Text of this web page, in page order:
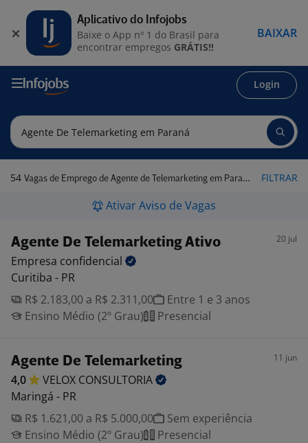
Login
54 Vagas de Emprego de Agente de Telemarketing em Paraná FILTRAR
Ativar Aviso de Vagas
Agente De Telemarketing Ativo 20 jul
Empresa confidencial
Curitiba - PR
R$ 2.183,00 a R$ 2.311,00
Entre 1 e 3 anos
Ensino Médio (2º Grau)
Presencial
Agente De Telemarketing 11 jun
4,0 VELOX CONSULTORIA
Maringá - PR
R$ 1.621,00 a R$ 5.000,00
Sem experiência
Ensino Médio (2º Grau)
Presencial
Aplicativo do Infojobs
Baixe o App nº 1 do Brasil para
encontrar empregos GRÁTIS!!
BAIXAR